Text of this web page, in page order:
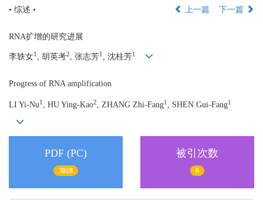
• 综述 •
上一篇 下一篇
RNA扩增的研究进展
李轶女1 , 胡英考2, 张志芳1 , 沈桂芳1
Progress of RNA amplification
LI Yi-Nu1 , HU Ying-Kao2, ZHANG Zhi-Fang1 , SHEN Gui-Fang1
PDF (PC)
3018
被引次数
6